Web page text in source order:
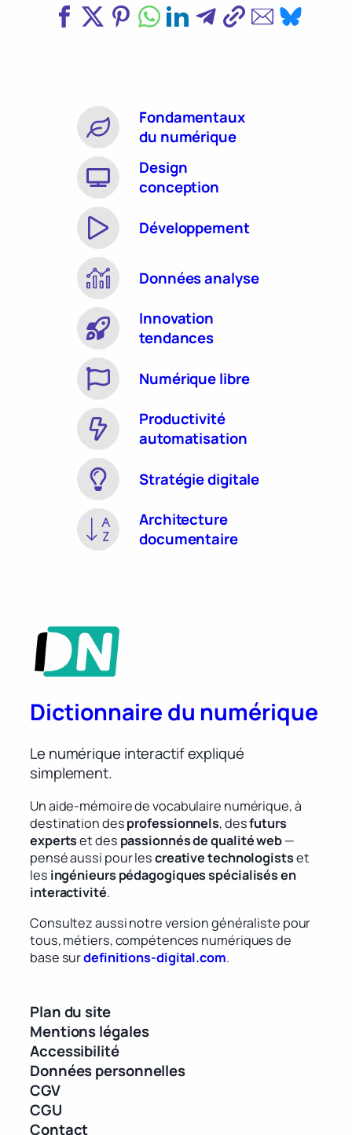
Fondamentaux
du numérique
Design
conception
Développement
Données analyse
Innovation
tendances
Numérique libre
Productivité
automatisation
Stratégie digitale
Architecture
documentaire
Dictionnaire du numérique
Le numérique interactif expliqué
simplement.
Un aide-mémoire de vocabulaire numérique, à
destination desprofessionnels, desfuturs
expertset des passionnés de qualité web—
pensé aussi pour lescreative technologistset
les ingénieurs pédagogiques spécialisés en
interactivité.
Consultez aussi notre version généraliste pour
tous, métiers, compétences numériques de
base surdefinitions-digital.com.
Plan du site
Mentions légales
Accessibilité
Données personnelles
CGV
CGU
Contact